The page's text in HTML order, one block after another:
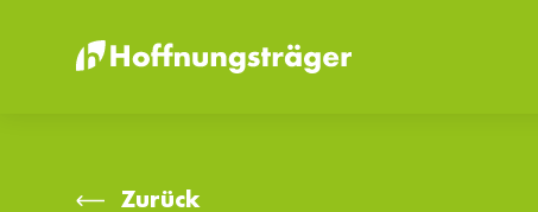
Zurück